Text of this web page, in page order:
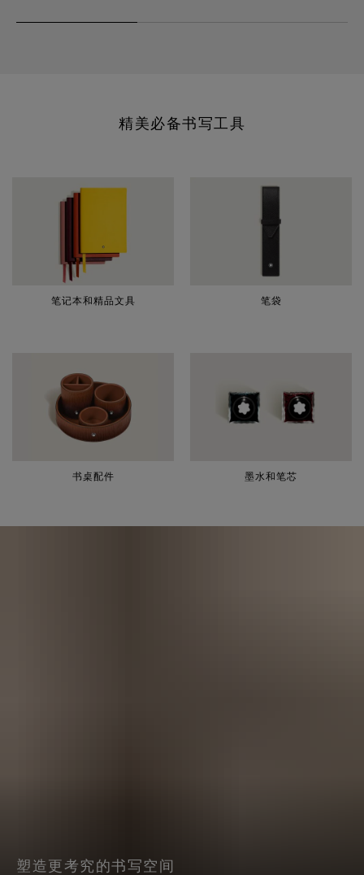
精美必备书写工具
笔记本和精品文具 笔袋
书桌配件 墨水和笔芯
塑造更考究的书写空间